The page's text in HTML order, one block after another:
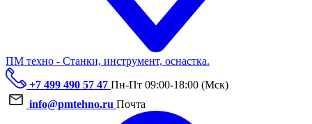
ПМ техно - Станки, инструмент, оснастка.
+7 499 490 57 47 Пн-Пт 09:00-18:00 (Мск)
info@pmtehno.ru Почта